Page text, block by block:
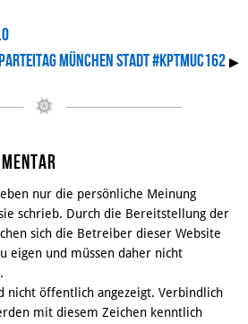
München Stadt #kptmuc162 ▶
nur die persönliche Meinung
schrieb. Durch die Bereitstellung der
sich die Betreiber dieser Website
eigen und müssen daher nicht
nicht öffentlich angezeigt. Verbindlich
mit diesem Zeichen kenntlich